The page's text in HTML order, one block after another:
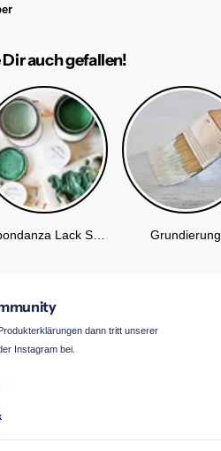
auch gefallen!
Grundierung
dann tritt unserer
Instagram bei.